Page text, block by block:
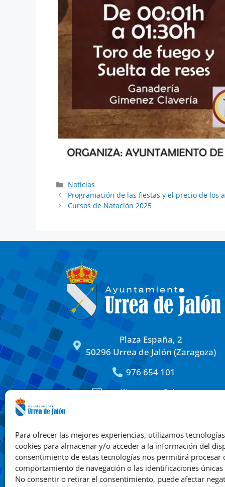
Para ofrecer las mejores experiencias, utilizamos
cookies para almacenar y/o acceder a la información del
consentimiento de estas tecnologías nos permitirá procesar
comportamiento de navegación o las identificaciones únicas
No consentir o retirar el consentimiento, puede afectar
Noticias
Programación de las fiestas y el precio de los
Cursos de Natación 2025
Plaza España, 2
50296 Urrea de Jalón (Zaragoza)
976 654 101
auxiliar.urrea@dpz.es
Textos legales
Política de privacidad
Política de cookies